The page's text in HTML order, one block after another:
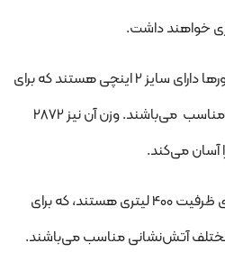
خواهند داشت.
این اینداکتورها دارای سایز 2 اینچی هستند که برای
استفاده در محیط‌های مختلف مناسب می‌باشند. وزن آن نیز 2872
آسان می‌کند.
این اینداکتورها دارای ظرفیت 400 لیتری هستند، که برای
مختلف آتش‌نشانی مناسب می‌باشند.